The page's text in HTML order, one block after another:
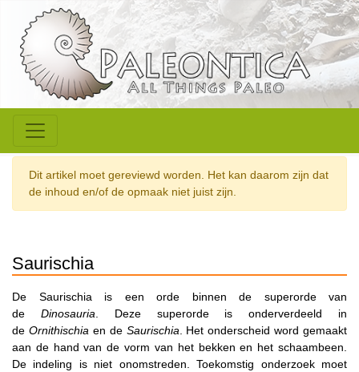
Dit artikel moet gereviewd worden. Het kan daarom zijn dat
de inhoud en/of de opmaak niet juist zijn.
Saurischia
De Saurischia is een orde binnen de superorde van
de Dinosauria. Deze superorde is onderverdeeld in
de Ornithischiaen de Saurischia. Het onderscheid word gemaakt
aan de hand van de vorm van het bekken en het schaambeen.
De indeling is niet onomstreden. Toekomstig onderzoek moet